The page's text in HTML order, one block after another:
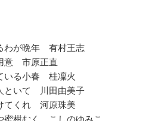
わが晩年 有村王志
意 市原正直
いる小春 桂凜火
といて 川田由美子
てくれ 河原珠美
蜜柑むく こしのゆみこ